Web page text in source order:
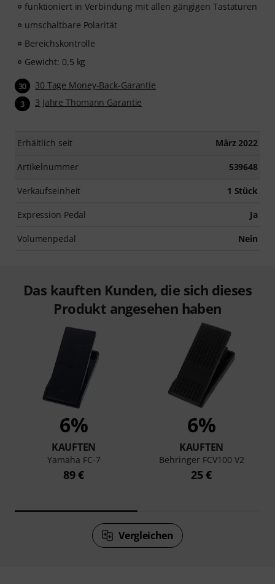
funktioniert in Verbindung mit allen gängigen Tastaturen
umschaltbare Polarität
Bereichskontrolle
Gewicht: 0,5 kg
30 30 Tage Money-Back-Garantie
3 3 Jahre Thomann Garantie
Erhältlich seit März 2022
Artikelnummer 539648
Verkaufseinheit 1 Stück
Expression Pedal Ja
Volumenpedal Nein
Das kauften Kunden, die sich dieses
Produkt angesehen haben
6%
KAUFTEN
Yamaha FC-7
89 €
6%
KAUFTEN
Behringer FCV100 V2
25 €
Vergleichen